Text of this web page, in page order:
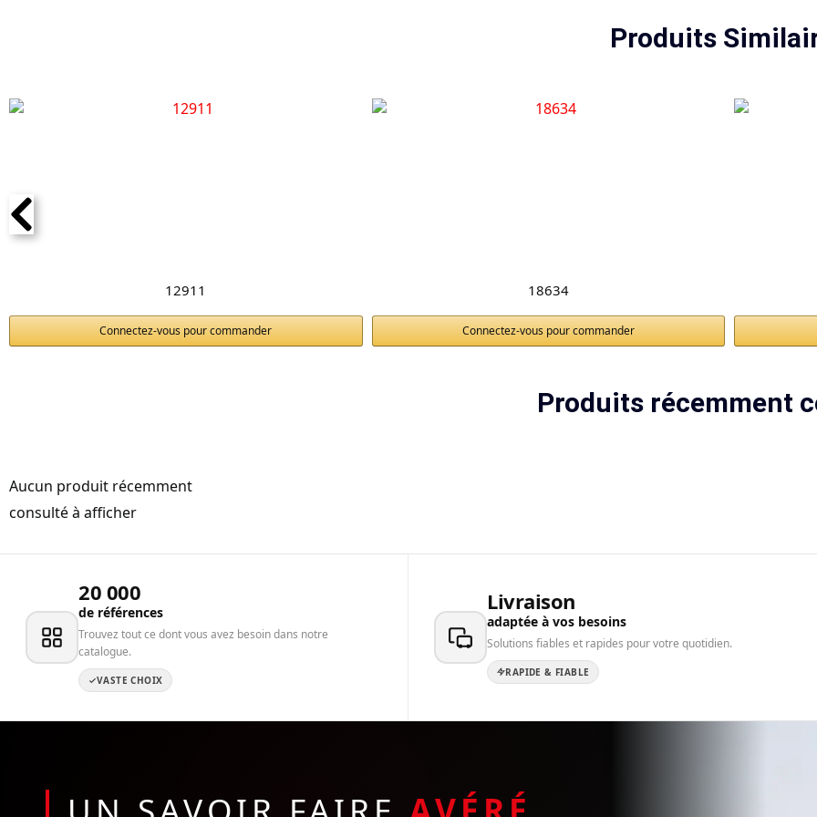
Les dimensions compactes de 85 mm en hauteur, 72 mm en largeur et 78,5 mm en profondeur, associées à un poids de 0,5
En Stock
Produits
12911
Connectez-vous pour commander
18634
Connectez-vous pour commander
Produits récemment
Aucun produit récemment
consulté à afficher
20 000
de références
Trouvez tout ce dont vous avez besoin dans notre
catalogue.
VASTE CHOIX
Livraison
adaptée à vos besoins
Solutions fiables et rapides pour votre quotidien.
RAPIDE & FIABLE